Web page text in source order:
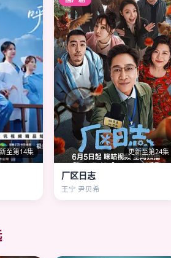
至第14集 更新至第24集
厂区日志
王宁 尹贝希